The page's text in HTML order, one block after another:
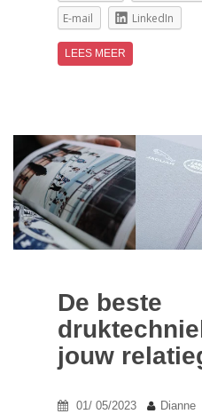
E-mail
LinkedIn
LEES MEER
De beste
jouw
01/ 05/2023 Dianne